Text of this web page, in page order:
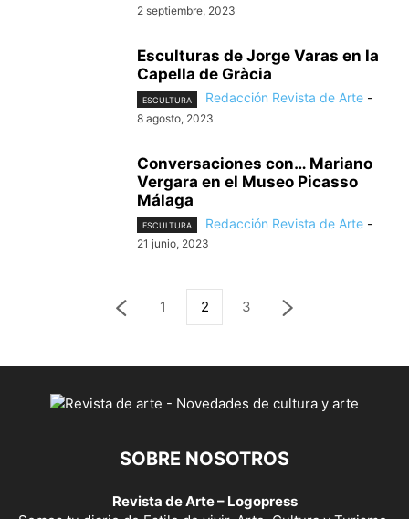
2 septiembre, 2023
Esculturas de Jorge Varas en la
Capella de Gràcia
ESCULTURA Redacción Revista de Arte -
8 agosto, 2023
Conversaciones con… Mariano
Vergara en el Museo Picasso
Málaga
ESCULTURA Redacción Revista de Arte -
21 junio, 2023
1 2 3
SOBRE NOSOTROS
Revista de Arte – Logopress